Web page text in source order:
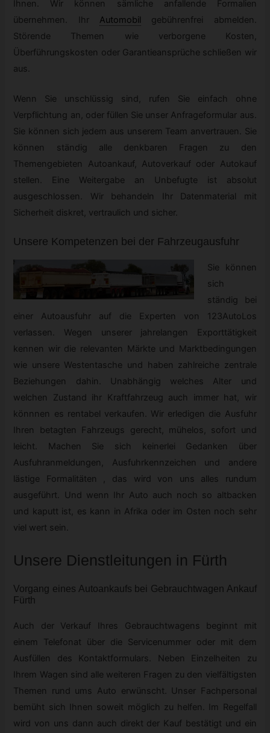
Ihnen. Wir können sämliche anfallende Formalien
übernehmen. Ihr Automobil gebührenfrei abmelden.
Störende Themen wie verborgene Kosten,
Überführungskosten oder Garantieansprüche schließen wir
aus.
Wenn Sie unschlüssig sind, rufen Sie einfach ohne
Verpflichtung an, oder füllen Sie unser Anfrageformular aus.
Sie können sich jedem aus unserem Team anvertrauen. Sie
können ständig alle denkbaren Fragen zu den
Themengebieten Autoankauf, Autoverkauf oder Autokauf
stellen. Eine Weitergabe an Unbefugte ist absolut
ausgeschlossen. Wir behandeln Ihr Datenmaterial mit
Sicherheit diskret, vertraulich und sicher.
Unsere Kompetenzen bei der Fahrzeugausfuhr
Sie können
sich
ständig bei
einer Autoausfuhr auf die Experten von 123AutoLos
verlassen. Wegen unserer jahrelangen Exporttätigkeit
kennen wir die relevanten Märkte und Marktbedingungen
wie unsere Westentasche und haben zahlreiche zentrale
Beziehungen dahin. Unabhängig welches Alter und
welchen Zustand ihr Kraftfahrzeug auch immer hat, wir
könnnen es rentabel verkaufen. Wir erledigen die Ausfuhr
Ihren betagten Fahrzeugs gerecht, mühelos, sofort und
leicht. Machen Sie sich keinerlei Gedanken über
Ausfuhranmeldungen, Ausfuhrkennzeichen und andere
lästige Formalitäten , das wird von uns alles rundum
ausgeführt. Und wenn Ihr Auto auch noch so altbacken
und kaputt ist, es kann in Afrika oder im Osten noch sehr
viel wert sein.
Unsere Dienstleitungen in Fürth
Vorgang eines Autoankaufs bei Gebrauchtwagen Ankauf
Fürth
Auch der Verkauf Ihres Gebrauchtwagens beginnt mit
einem Telefonat über die Servicenummer oder mit dem
Ausfüllen des Kontaktformulars. Neben Einzelheiten zu
Ihrem Wagen sind alle weiteren Fragen zu den vielfältigsten
Themen rund ums Auto erwünscht. Unser Fachpersonal
bemüht sich Ihnen soweit möglich zu helfen. Im Regelfall
wird von uns dann auch direkt der Kauf bestätigt und ein